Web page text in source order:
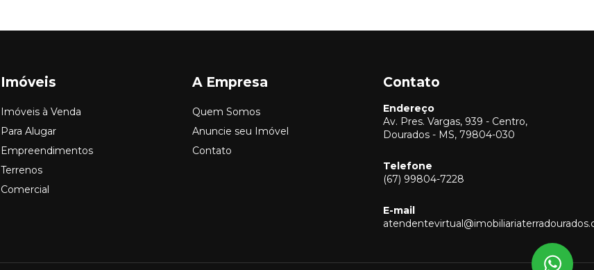
Imóveis
Imóveis à Venda
Para Alugar
Empreendimentos
Terrenos
Comercial
A Empresa
Quem Somos
Anuncie seu Imóvel
Contato
Contato
Endereço
Av. Pres. Vargas, 939 - Centro,
Dourados - MS, 79804-030
Telefone
(67) 99804-7228
E-mail
Captação